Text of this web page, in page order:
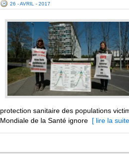
26 - AVRIL - 2017
protection sanitaire des populations
Mondiale de la Santé ignore [ lire la